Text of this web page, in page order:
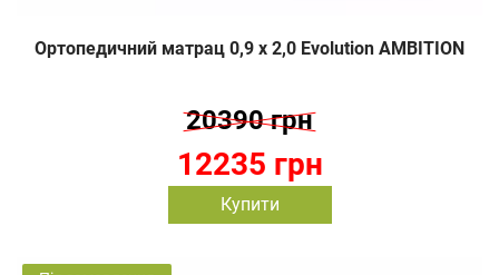
Ортопедичний матрац 0,9 х 2,0 Evolution AMBITION
12235 грн
20390 грн
Купити